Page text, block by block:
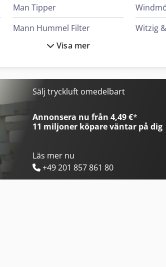
Man Tipper
Mann Hummel Filter
Mark Kompressorer
Scania Tipper
Visa mer
Sälj tryckluft omedelbart
Annonsera nu från 4,49 €*
11 miljoner köpareväntar på dig
Läs mer nu
+49 201 857 861 80